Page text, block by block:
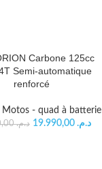
Carbone 125cc
Semi-automatique
renforcé
Motos - quad à batterie
د.م.25.900,00 د.م. 19.990,00